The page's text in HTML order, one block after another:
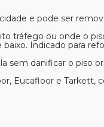
e pode ser
tráfego ou onde o
Indicado para
sem danificar o piso
Eucafloor e Tarkett,